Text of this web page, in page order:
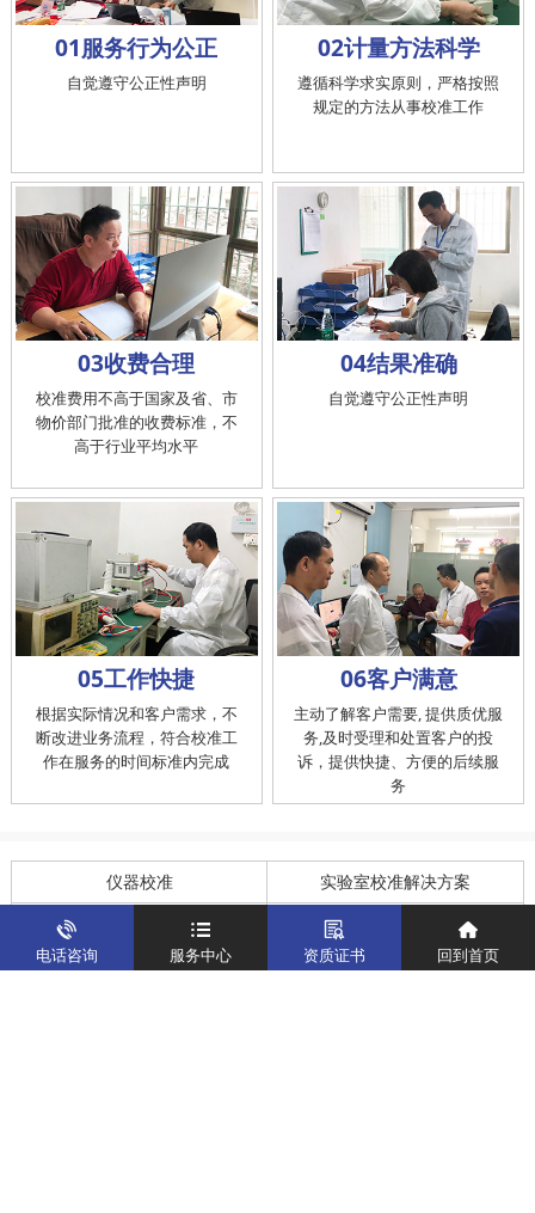
01服务行为公正
自觉遵守公正性声明
02计量方法科学
遵循科学求实原则，严格按照
规定的方法从事校准工作
03收费合理
校准费用不高于国家及省、市
物价部门批准的收费标准，不
高于行业平均水平
04结果准确
自觉遵守公正性声明
05工作快捷
根据实际情况和客户需求，不
断改进业务流程，符合校准工
作在服务的时间标准内完成
06客户满意
主动了解客户需要, 提供质优服
务,及时受理和处置客户的投
诉，提供快捷、方便的后续服
务
仪器校准 实验室校准解决方案
制造仪器校准解决方案 计量校准实验室
关于我们 新闻资讯
电话咨询 服务中心 资质证书 回到首页